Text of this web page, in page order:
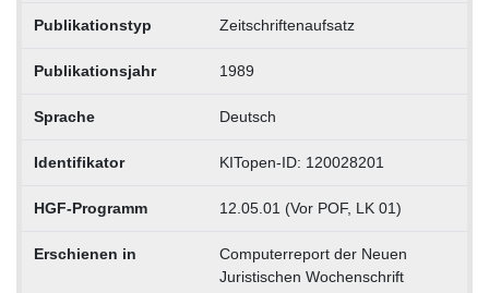
Publikationstyp Zeitschriftenaufsatz
Publikationsjahr 1989
Sprache Deutsch
Identifikator KITopen-ID: 120028201
HGF-Programm 12.05.01 (Vor POF, LK 01)
Erschienen in
Computerreport der Neuen
Juristischen Wochenschrift